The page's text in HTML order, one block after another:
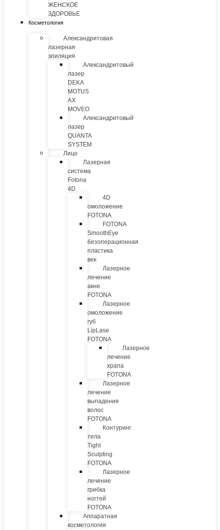
ЖЕНСКОЕ
ЗДОРОВЬЕ
Косметология
Александритовая
лазерная
эпиляция
Александритовый
лазер
DEKA
MOTUS
AX
MOVEO
Александритовый
лазер
QUANTA
SYSTEM
Лицо
Лазерная
система
Fotona
4D
4D
омоложение
FOTONA
FOTONA
SmoothEye
безоперационная
пластика
век
Лазерное
лечение
акне
FOTONA
Лазерное
омоложение
губ
LipLase
FOTONA
Лазерное
лечение
храпа
FOTONA
Лазерное
лечение
выпадения
волос
FOTONA
Контуринг
тела
Tight
Sculpting
FOTONA
Лазерное
лечение
грибка
ногтей
FOTONA
Аппаратная
косметология